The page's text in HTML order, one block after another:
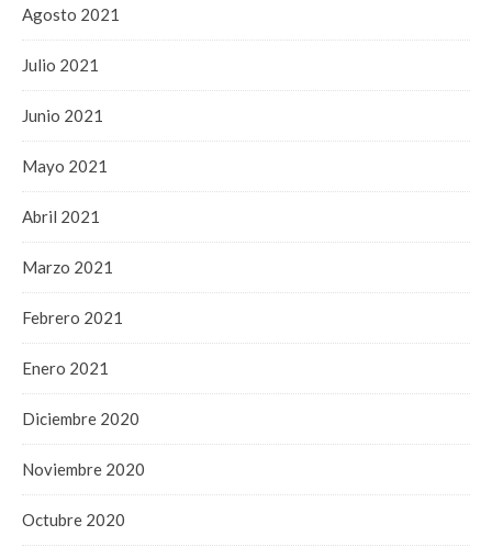
Agosto 2021
Julio 2021
Junio 2021
Mayo 2021
Abril 2021
Marzo 2021
Febrero 2021
Enero 2021
Diciembre 2020
Noviembre 2020
Octubre 2020